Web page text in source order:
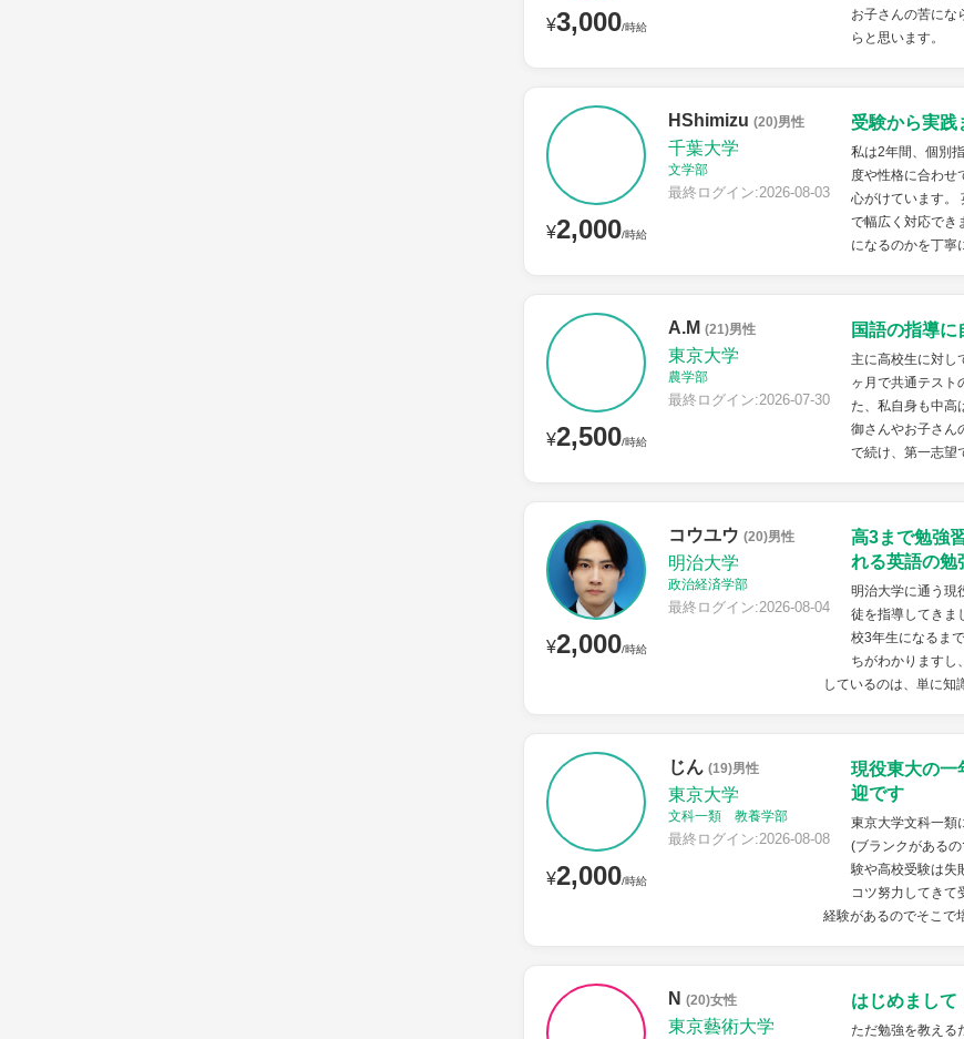
¥3,000/時給
お子さんの苦にな
らと思います。
¥2,000/時給
HShimizu (20)男性
千葉大学
文学部
最終ログイン:2026-08-03
受験から実践
私は2年間、個別
度や性格に合わせ
心がけています。
で幅広く対応でき
になるのかを丁寧
¥2,500/時給
A.M (21)男性
東京大学
農学部
最終ログイン:2026-07-30
国語の指導に
主に高校生に対し
ヶ月で共通テスト
た、私自身も中高
御さんやお子さん
で続け、第一志望
¥2,000/時給
コウユウ (20)男性
明治大学
政治経済学部
最終ログイン:2026-08-04
高3まで勉強
れる英語の勉
明治大学に通う現
徒を指導してきま
校3年生になるま
ちがわかりますし
しているのは、単に知
¥2,000/時給
じん (19)男性
東京大学
文科一類 教養学部
最終ログイン:2026-08-08
現役東大の一
迎です
東京大学文科一類
(ブランクがある
験や高校受験は失
コツ努力してきて
経験があるのでそこで
N (20)女性
東京藝術大学
はじめまして
ただ勉強を教える